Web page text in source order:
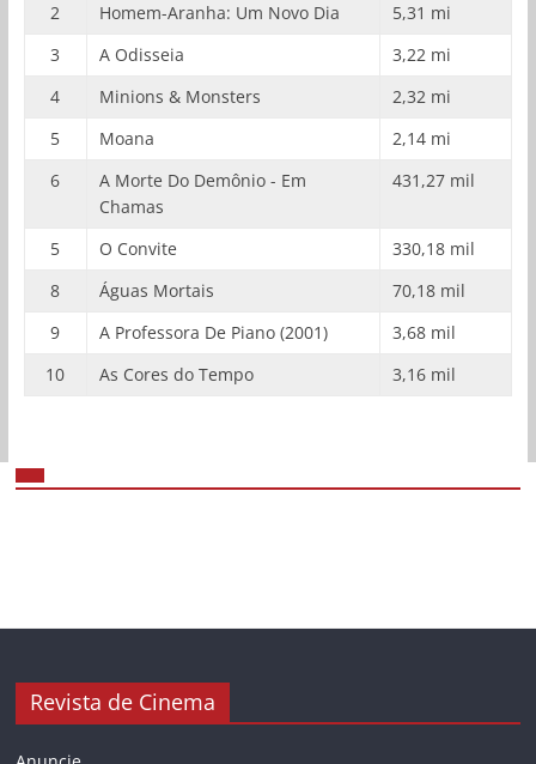
2
Homem-Aranha: Um Novo Dia
5,31 mi
3
A Odisseia
3,22 mi
4
Minions & Monsters
2,32 mi
5
Moana
2,14 mi
6
A Morte Do Demônio - Em
Chamas
431,27 mil
5 O Convite
330,18 mil
8
Águas Mortais
70,18 mil
9
A Professora De Piano (2001)
3,68 mil
10
As Cores do Tempo 3,16 mil
Revista de Cinema